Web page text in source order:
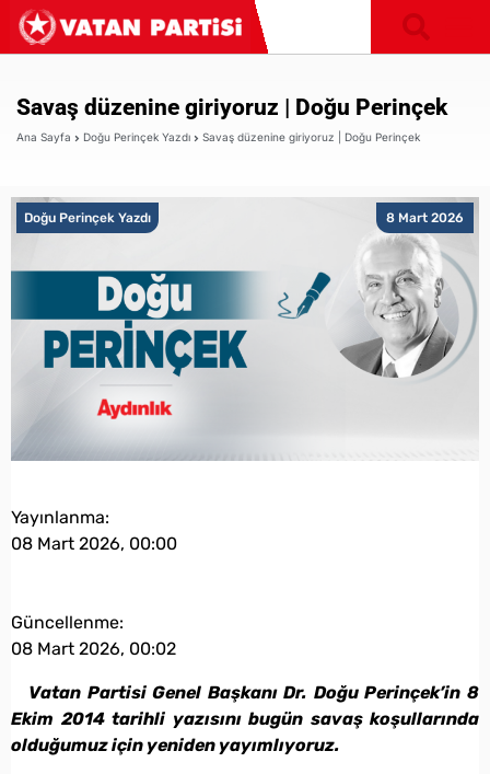
Savaş düzenine giriyoruz | Doğu Perinçek
Ana Sayfa Doğu Perinçek Yazdı Savaş düzenine giriyoruz | Doğu Perinçek
8 Mart 2026
Doğu Perinçek Yazdı
Yayınlanma:
08 Mart 2026, 00:00
Güncellenme:
08 Mart 2026, 00:02
Vatan Partisi Genel Başkanı Dr. Doğu Perinçek’in 8
Ekim 2014 tarihli yazısını bugün savaş koşullarında
olduğumuz için yeniden yayımlıyoruz.